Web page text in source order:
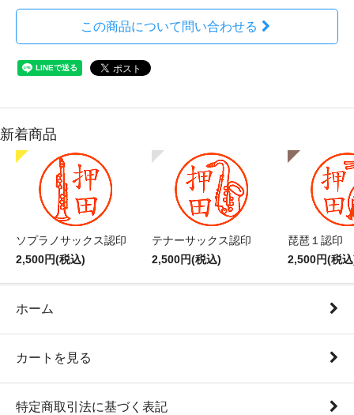
この商品について問い合わせる
新着商品
ソプラノサックス認印
2,500円(税込)
テナーサックス認印
2,500円(税込)
琵琶１認印
2,500円(税
ホーム
カートを見る
特定商取引法に基づく表記